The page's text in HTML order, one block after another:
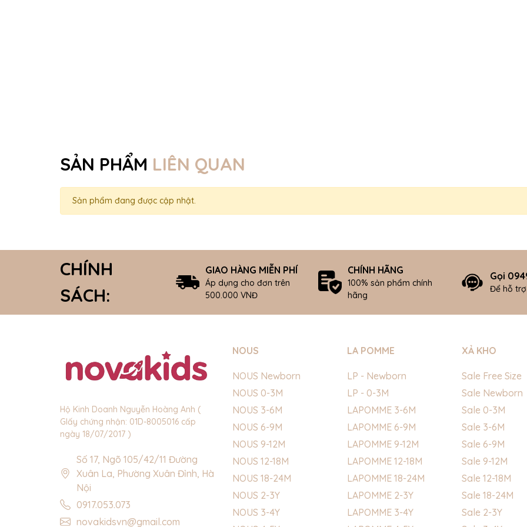
SẢN PHẨM LIÊN QUAN
Sản phẩm đang được cập nhật.
CHÍNH
SÁCH:
GIAO HÀNG MIỄN PHÍ
Áp dụng cho đơn trên
500.000 VNĐ
CHÍNH HÃNG
100% sản phẩm chính
hãng
Gọi
Để hỗ
Hộ Kinh Doanh Nguyễn Hoàng Anh (
GIấy chứng nhận: 01D-8005016 cấp
ngày 18/07/2017 )
Số 17, Ngõ 105/42/11 Đường
Xuân La, Phường Xuân Đỉnh, Hà
Nội
0917.053.073
novakidsvn@gmail.com
NOUS
NOUS Newborn
NOUS 0-3M
NOUS 3-6M
NOUS 6-9M
NOUS 9-12M
NOUS 12-18M
NOUS 18-24M
NOUS 2-3Y
NOUS 3-4Y
LA POMME
LP - Newborn
LP - 0-3M
LAPOMME 3-6M
LAPOMME 6-9M
LAPOMME 9-12M
LAPOMME 12-18M
LAPOMME 18-24M
LAPOMME 2-3Y
LAPOMME 3-4Y
XẢ KHO
Sale Free Size
Sale Newborn
Sale 0-3M
Sale 3-6M
Sale 6-9M
Sale 9-12M
Sale 12-18M
Sale 18-24M
Sale 2-3Y